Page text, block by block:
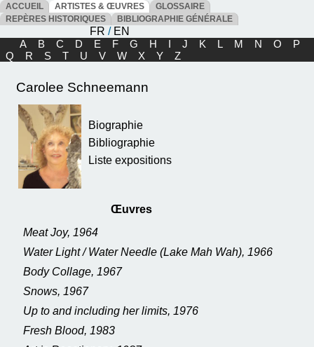
ACCUEIL ARTISTES & ŒUVRES
GLOSSAIRE
REPÈRES HISTORIQUES
BIBLIOGRAPHIE GÉNÉRALE
FR / EN
A
B C D E F G H I J K L M N O
P
Q
R S T U V W X Y Z